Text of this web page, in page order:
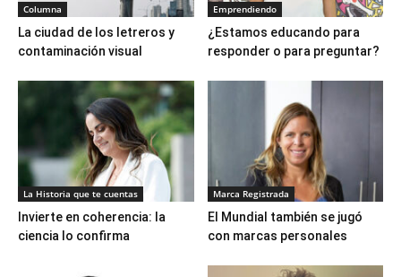
Columna
La ciudad de los letreros y
contaminación visual
Emprendiendo
¿Estamos educando para
responder o para preguntar?
La Historia que te cuentas
Invierte en coherencia: la
ciencia lo confirma
Marca Registrada
El Mundial también se jugó
con marcas personales